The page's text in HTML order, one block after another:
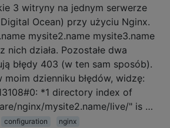
3 witryny na jednym serwerze
Ocean) przy użyciu Nginx.
mysite2.name mysite3.name
nich działa. Pozostałe dwa
błędy 403 (w ten sam sposób).
moim dzienniku błędów, widzę:
*1 directory index of
nginx/mysite2.name/live/" is …
configuration
nginx